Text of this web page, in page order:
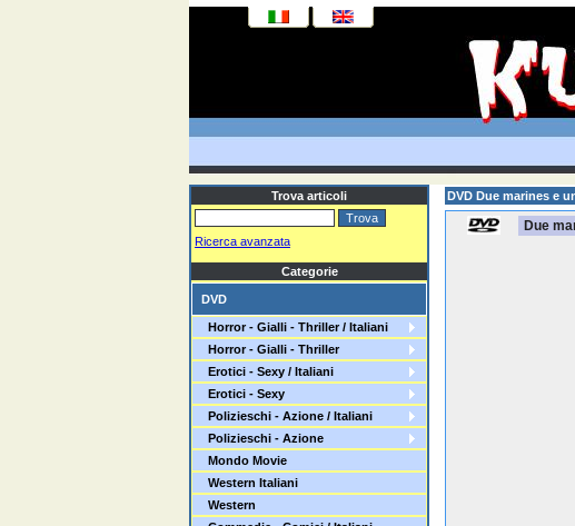
Trova articoli
Ricerca avanzata
Categorie
DVD
Horror - Gialli - Thriller / Italiani
Horror - Gialli - Thriller
Erotici - Sexy / Italiani
Erotici - Sexy
Polizieschi - Azione / Italiani
Polizieschi - Azione
Mondo Movie
Western Italiani
Western
DVD Due marines e
Due